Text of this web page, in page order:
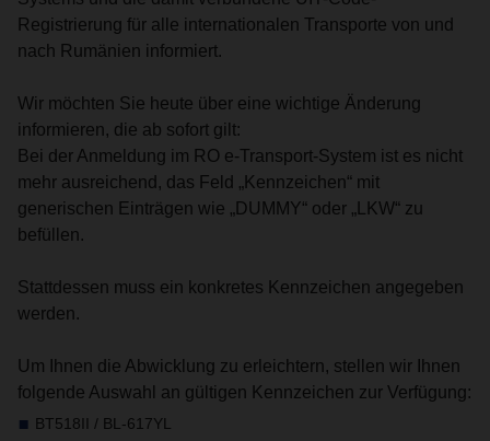
Registrierung für alle internationalen Transporte von und
nach Rumänien informiert.
Wir möchten Sie heute über eine wichtige Änderung
informieren, die ab sofort gilt:
Bei der Anmeldung im RO e-Transport-System ist es nicht
mehr ausreichend, das Feld „Kennzeichen“ mit
generischen Einträgen wie „DUMMY“ oder „LKW“ zu
befüllen.
Stattdessen muss ein konkretes Kennzeichen angegeben
werden.
Um Ihnen die Abwicklung zu erleichtern, stellen wir Ihnen
folgende Auswahl an gültigen Kennzeichen zur Verfügung:
BT518II / BL-617YL